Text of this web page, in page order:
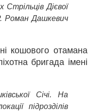
Дієвої
Роман Дашкевич
кошового отамана
бригада імені
Січі. На
підрозділів